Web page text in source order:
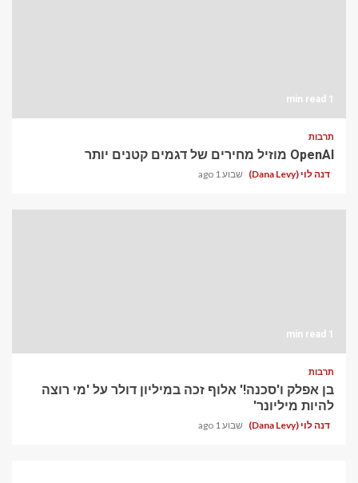
1 min read
תרבות
OpenAI מוזיל מחירים של דגמים קטנים יותר
דנה לוי (Dana Levy) שבוע 1 ago
1 min read
תרבות
בן אפלק ו'סכנה!' אלוף זכה במיליון דולר על 'מי רוצה
להיות מיליונר'
דנה לוי (Dana Levy) שבוע 1 ago